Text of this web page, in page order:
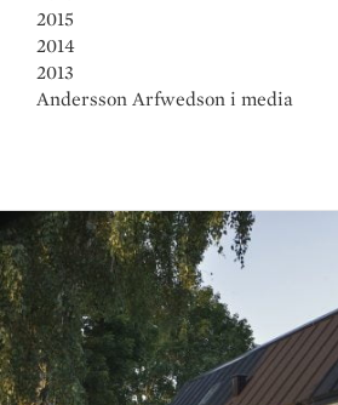
2015
2014
2013
Andersson Arfwedson i media